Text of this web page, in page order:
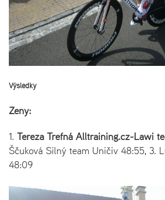
Výsledky
Ženy:
1. Tereza Trefná Alltraining.cz-Lawi
Ščuková Silný team Uničiv 48:55, 3.
48:09